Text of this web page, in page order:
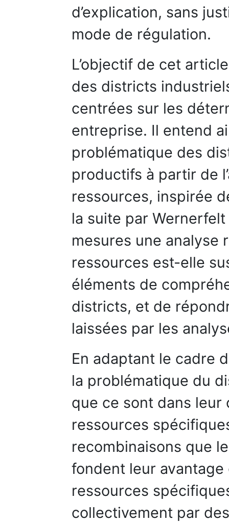
d’explication, sans
mode de régulation.
L’objectif de cet
des districts
centrées sur les
entreprise. Il entend
problématique des
productifs à partir de
ressources, inspirée
la suite par
mesures une analyse
ressources est-elle
éléments de
districts, et de
laissées par les
En adaptant le cadre
la problématique du
que ce sont dans leur
ressources
recombinaisons que
fondent leur
ressources
collectivement par